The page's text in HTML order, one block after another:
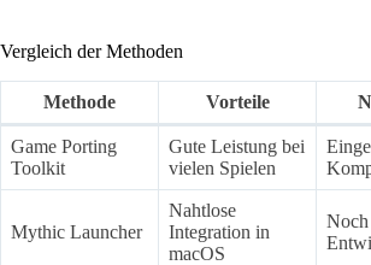
Vergleich der Methoden
Methode Vorteile
Game Porting
Toolkit
Gute Leistung bei
vielen Spielen
Mythic Launcher
Nahtlose
Integration in
macOS